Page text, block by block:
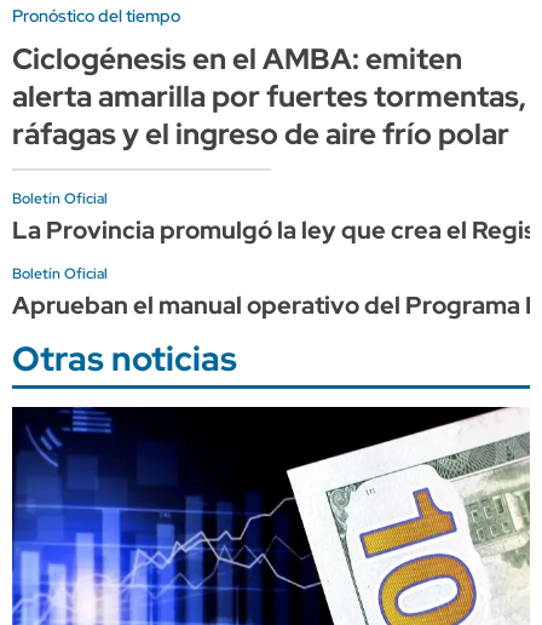
Pronóstico del tiempo
Ciclogénesis en el AMBA: emiten
alerta amarilla por fuertes tormentas,
ráfagas y el ingreso de aire frío polar
Boletín Oficial
La Provincia promulgó la ley que crea el
Boletín Oficial
Aprueban el manual operativo del Programa
Otras noticias